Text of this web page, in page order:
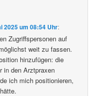
2025 um 08:54 Uhr:
Zugriffspersonen auf
weit zu fassen.
hinzufügen: die
in den Arztpraxen
ich mich positionieren,